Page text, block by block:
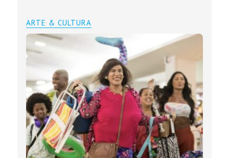
ARTE & CULTURA